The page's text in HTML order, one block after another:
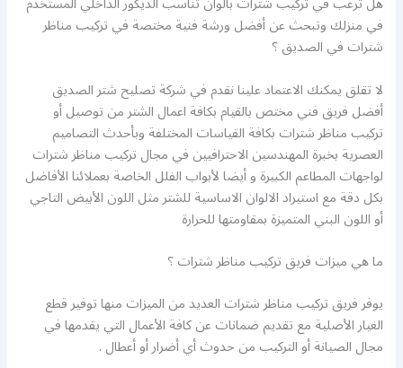
في منزلك وتبحث عن أفضل ورشة فنية مختصة في تركيب مناظر
شترات في الصديق ؟
لا تقلق يمكنك الاعتماد علينا نقدم في شركة تصليح شتر الصديق
أفضل فريق فني مختص بالقيام بكافة اعمال الشتر من توصيل أو
تركيب مناظر شترات بكافة القياسات المختلفة وبأحدث التصاميم
العصرية بخبرة المهندسين الاحترافيين في مجال تركيب مناظر شترات
لواجهات المطاعم الكبيرة و أيضا لأبواب الفلل الخاصة بعملائنا الأفاضل
بكل دقة مع استيراد الالوان الاساسية للشتر مثل اللون الأبيض التاجي
أو اللون البني المتميزة بمقاومتها للحرارة
ما هي ميزات فريق تركيب مناظر شترات ؟
يوفر فريق تركيب مناظر شترات العديد من الميزات منها توفير قطع
الغيار الأصلية مع تقديم ضمانات عن كافة الأعمال التي يقدمها في
مجال الصيانة أو التركيب من حدوث أي أضرار أو أعطال .